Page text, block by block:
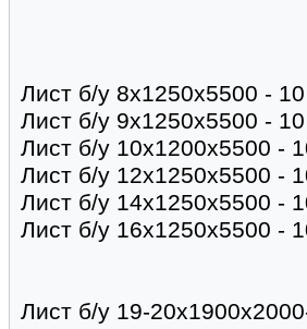
Лист б/у 8х1250х5500 -
Лист б/у 9х1250х5500 -
Лист б/у 10х1200х5500 -
Лист б/у 12х1250х5500 -
Лист б/у 14х1250х5500 -
Лист б/у 16х1250х5500 -
Лист б/у 19-